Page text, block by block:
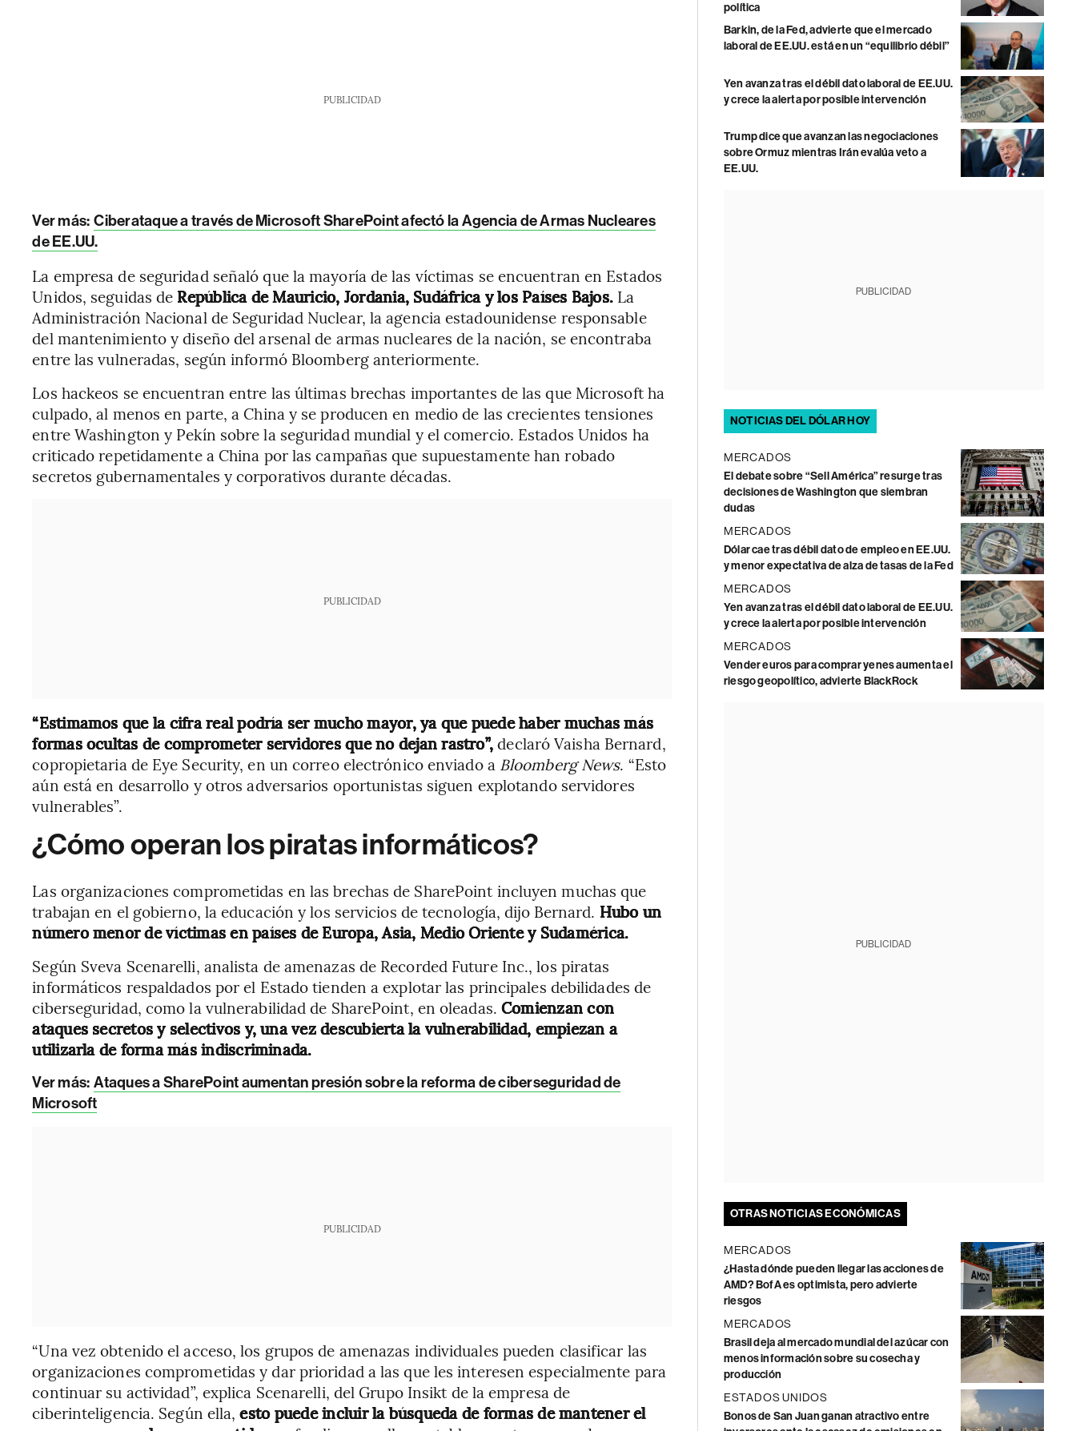
PUBLICIDAD
Ver más: Ciberataque a través de Microsoft SharePoint afectó la Agencia de Armas Nucleares
de EE.UU.
La empresa de seguridad señaló que la mayoría de las víctimas se encuentran en Estados
Unidos, seguidas de República de Mauricio, Jordania, Sudáfrica y los Países Bajos. La
Administración Nacional de Seguridad Nuclear, la agencia estadounidense responsable
del mantenimiento y diseño del arsenal de armas nucleares de la nación, se encontraba
entre las vulneradas, según informó Bloomberg anteriormente.
Los hackeos se encuentran entre las últimas brechas importantes de las que Microsoft ha
culpado, al menos en parte, a China y se producen en medio de las crecientes tensiones
entre Washington y Pekín sobre la seguridad mundial y el comercio. Estados Unidos ha
criticado repetidamente a China por las campañas que supuestamente han robado
secretos gubernamentales y corporativos durante décadas.
PUBLICIDAD
“Estimamos que la cifra real podría ser mucho mayor, ya que puede haber muchas más
formas ocultas de comprometer servidores que no dejan rastro”,declaró Vaisha Bernard,
copropietaria de Eye Security, en un correo electrónico enviado a Bloomberg News. “Esto
aún está en desarrollo y otros adversarios oportunistas siguen explotando servidores
vulnerables”.
¿Cómo operan los piratas informáticos?
Las organizaciones comprometidas en las brechas de SharePoint incluyen muchas que
trabajan en el gobierno, la educación y los servicios de tecnología, dijo Bernard. Hubo un
número menor de víctimas en países de Europa, Asia, Medio Oriente y Sudamérica.
Según Sveva Scenarelli, analista de amenazas de Recorded Future Inc., los piratas
informáticos respaldados por el Estado tienden a explotar las principales debilidades de
ciberseguridad, como la vulnerabilidad de SharePoint, en oleadas. Comienzan con
ataques secretos y selectivos y, una vez descubierta la vulnerabilidad, empiezan a
utilizarla de forma más indiscriminada.
Ver más: Ataques a SharePoint aumentan presión sobre la reforma de ciberseguridad de
Microsoft
PUBLICIDAD
“Una vez obtenido el acceso, los grupos de amenazas individuales pueden clasificar las
organizaciones comprometidas y dar prioridad a las que les interesen especialmente para
continuar su actividad”, explica Scenarelli, del Grupo Insikt de la empresa de
ciberinteligencia. Según ella,esto puede incluir la búsqueda de formas de mantener el
política
Barkin, de la Fed, advierte que el mercado
laboral de EE.UU. está en un “equilibrio débil”
Yen avanza tras el débil dato laboral de EE.UU.
y crece la alerta por posible intervención
Trump dice que avanzan las negociaciones
sobre Ormuz mientras Irán evalúa veto a
EE.UU.
PUBLICIDAD
NOTICIAS DEL DÓLAR HOY
MERCADOS
El debate sobre “Sell América” resurge tras
decisiones de Washington que siembran
dudas
MERCADOS
Dólar cae tras débil dato de empleo en EE.UU.
y menor expectativa de alza de tasas de la Fed
MERCADOS
Yen avanza tras el débil dato laboral de EE.UU.
y crece la alerta por posible intervención
MERCADOS
Vender euros para comprar yenes aumenta el
riesgo geopolítico, advierte BlackRock
PUBLICIDAD
OTRAS NOTICIAS ECONÓMICAS
MERCADOS
¿Hasta dónde pueden llegar las acciones de
AMD? BofA es optimista, pero advierte
riesgos
MERCADOS
Brasil deja al mercado mundial del azúcar con
menos información sobre su cosecha y
producción
ESTADOS UNIDOS
Bonos de San Juan ganan atractivo entre